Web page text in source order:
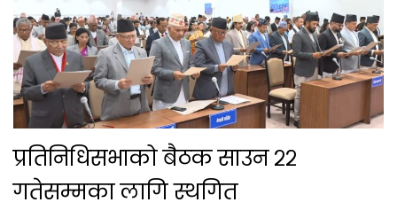
प्रतिनिधिसभाको बैठक साउन २२
गतेसम्मका लागि स्थगित